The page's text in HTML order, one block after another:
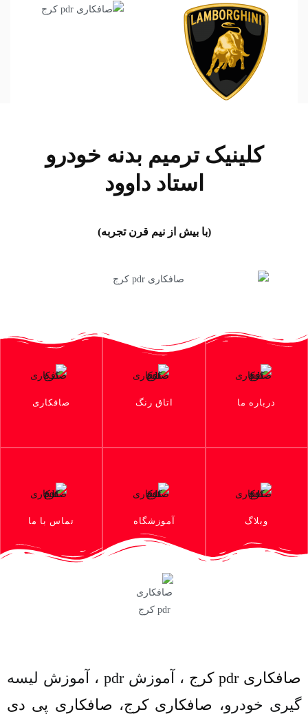
کلینیک ترمیم بدنه خودرو
استاد داوود
(با بیش از نیم قرن تجربه)
درباره ما اتاق رنگ صافکاری
وبلاگ آموزشگاه تماس با ما
صافکاری pdr کرج ، آموزش pdr ، آموزش لیسه
گیری خودرو، صافکاری کرج، صافکاری پی دی